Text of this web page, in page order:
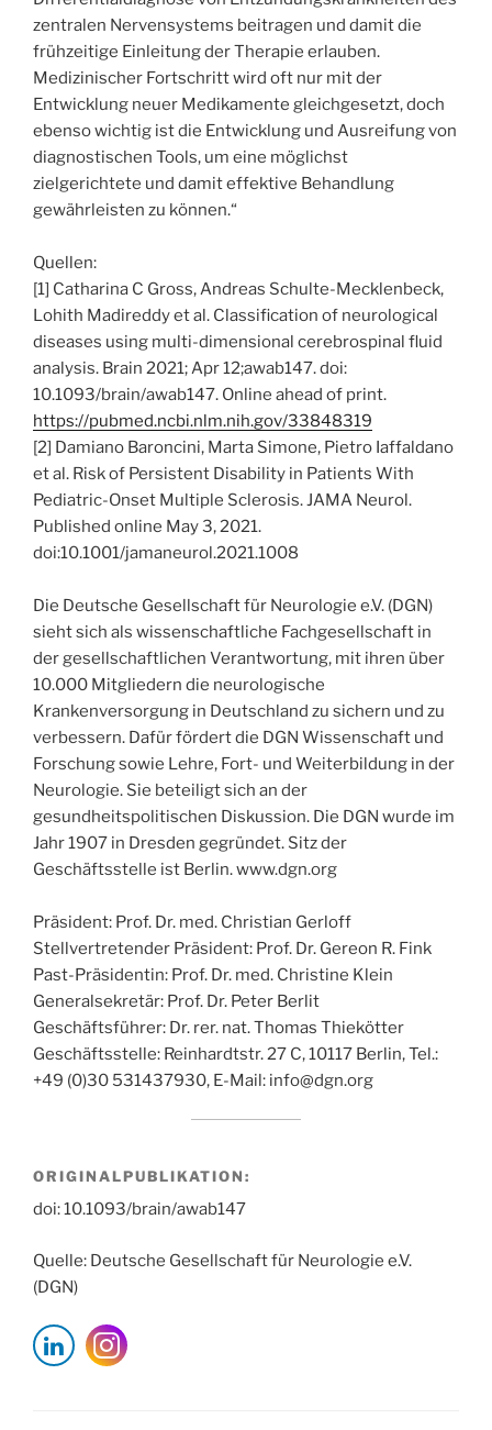
zentralen Nervensystems beitragen und damit die
frühzeitige Einleitung der Therapie erlauben.
Medizinischer Fortschritt wird oft nur mit der
Entwicklung neuer Medikamente gleichgesetzt, doch
ebenso wichtig ist die Entwicklung und Ausreifung von
diagnostischen Tools, um eine möglichst
zielgerichtete und damit effektive Behandlung
gewährleisten zu können.“
Quellen:
[1] Catharina C Gross, Andreas Schulte-Mecklenbeck,
Lohith Madireddy et al. Classification of neurological
diseases using multi-dimensional cerebrospinal fluid
analysis. Brain 2021; Apr 12;awab147. doi:
10.1093/brain/awab147. Online ahead of print.
https://pubmed.ncbi.nlm.nih.gov/33848319
[2] Damiano Baroncini, Marta Simone, Pietro Iaffaldano
et al. Risk of Persistent Disability in Patients With
Pediatric-Onset Multiple Sclerosis. JAMA Neurol.
Published online May 3, 2021.
doi:10.1001/jamaneurol.2021.1008
Die Deutsche Gesellschaft für Neurologie e.V. (DGN)
sieht sich als wissenschaftliche Fachgesellschaft in
der gesellschaftlichen Verantwortung, mit ihren über
10.000 Mitgliedern die neurologische
Krankenversorgung in Deutschland zu sichern und zu
verbessern. Dafür fördert die DGN Wissenschaft und
Forschung sowie Lehre, Fort- und Weiterbildung in der
Neurologie. Sie beteiligt sich an der
gesundheitspolitischen Diskussion. Die DGN wurde im
Jahr 1907 in Dresden gegründet. Sitz der
Geschäftsstelle ist Berlin. www.dgn.org
Präsident: Prof. Dr. med. Christian Gerloff
Stellvertretender Präsident: Prof. Dr. Gereon R. Fink
Past-Präsidentin: Prof. Dr. med. Christine Klein
Generalsekretär: Prof. Dr. Peter Berlit
Geschäftsführer: Dr. rer. nat. Thomas Thiekötter
Geschäftsstelle: Reinhardtstr. 27 C, 10117 Berlin, Tel.:
+49 (0)30 531437930, E-Mail: info@dgn.org
ORIGINALPUBLIKATION:
doi: 10.1093/brain/awab147
Quelle: Deutsche Gesellschaft für Neurologie e.V.
(DGN)